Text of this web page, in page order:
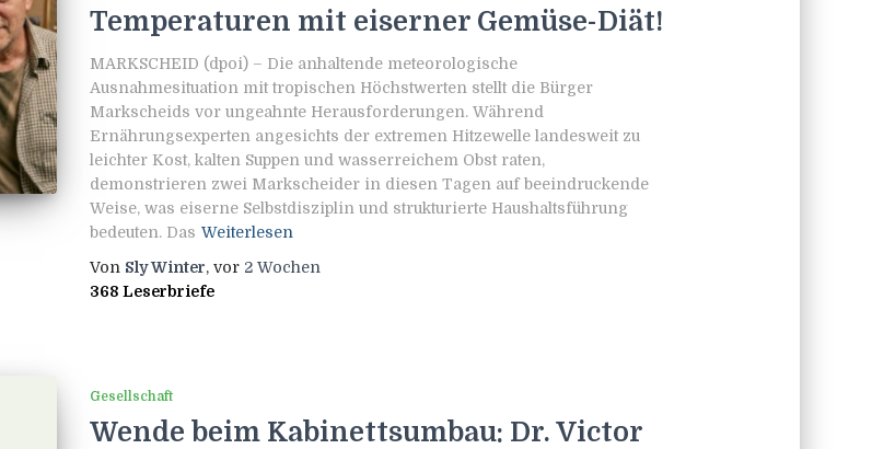
Temperaturen mit eiserner Gemüse-Diät!
MARKSCHEID (dpoi) – Die anhaltende meteorologische
Ausnahmesituation mit tropischen Höchstwerten stellt die Bürger
Markscheids vor ungeahnte Herausforderungen. Während
Ernährungsexperten angesichts der extremen Hitzewelle landesweit zu
leichter Kost, kalten Suppen und wasserreichem Obst raten,
demonstrieren zwei Markscheider in diesen Tagen auf beeindruckende
Weise, was eiserne Selbstdisziplin und strukturierte Haushaltsführung
bedeuten. Das Weiterlesen
Von Sly Winter, vor 2 Wochen
368 Leserbriefe
Gesellschaft
Wende beim Kabinettsumbau: Dr. Victor